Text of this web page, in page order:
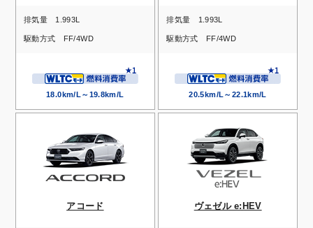
排気量 1.993L
駆動方式 FF/4WD
18.0km/L～19.8km/L
排気量 1.993L
駆動方式 FF/4WD
20.5km/L～22.1km/L
アコード ヴェゼル e:HEV